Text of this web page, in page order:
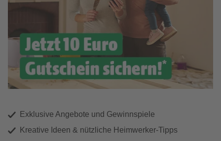
Exklusive Angebote und Gewinnspiele
Kreative Ideen & nützliche Heimwerker-Tipps